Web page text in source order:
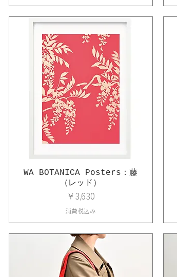
WA BOTANICA Posters：藤
（レッド）
価格
￥3,630
消費税込み